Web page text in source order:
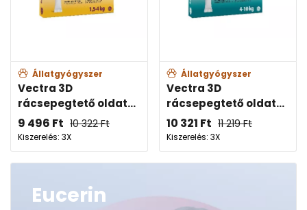
Állatgyógyszer
Vectra 3D
rácsepegtető oldat...
9 496 Ft 10 322Ft
Kiszerelés: 3X
Állatgyógyszer
Vectra 3D
rácsepegtető oldat...
10 321 Ft 11 219Ft
Kiszerelés: 3X
Eucerin